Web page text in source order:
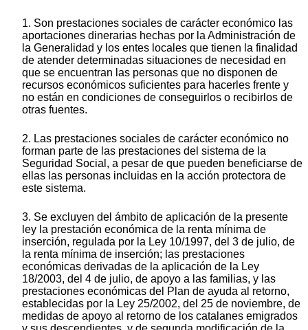
1. Son prestaciones sociales de carácter económico las
aportaciones dinerarias hechas por la Administración de
la Generalidad y los entes locales que tienen la finalidad
de atender determinadas situaciones de necesidad en
que se encuentran las personas que no disponen de
recursos económicos suficientes para hacerles frente y
no están en condiciones de conseguirlos o recibirlos de
otras fuentes.
2. Las prestaciones sociales de carácter económico no
forman parte de las prestaciones del sistema de la
Seguridad Social, a pesar de que pueden beneficiarse de
ellas las personas incluidas en la acción protectora de
este sistema.
3. Se excluyen del ámbito de aplicación de la presente
ley la prestación económica de la renta mínima de
inserción, regulada por la Ley 10/1997, del 3 de julio, de
la renta mínima de inserción; las prestaciones
económicas derivadas de la aplicación de la Ley
18/2003, del 4 de julio, de apoyo a las familias, y las
prestaciones económicas del Plan de ayuda al retorno,
establecidas por la Ley 25/2002, del 25 de noviembre, de
medidas de apoyo al retorno de los catalanes emigrados